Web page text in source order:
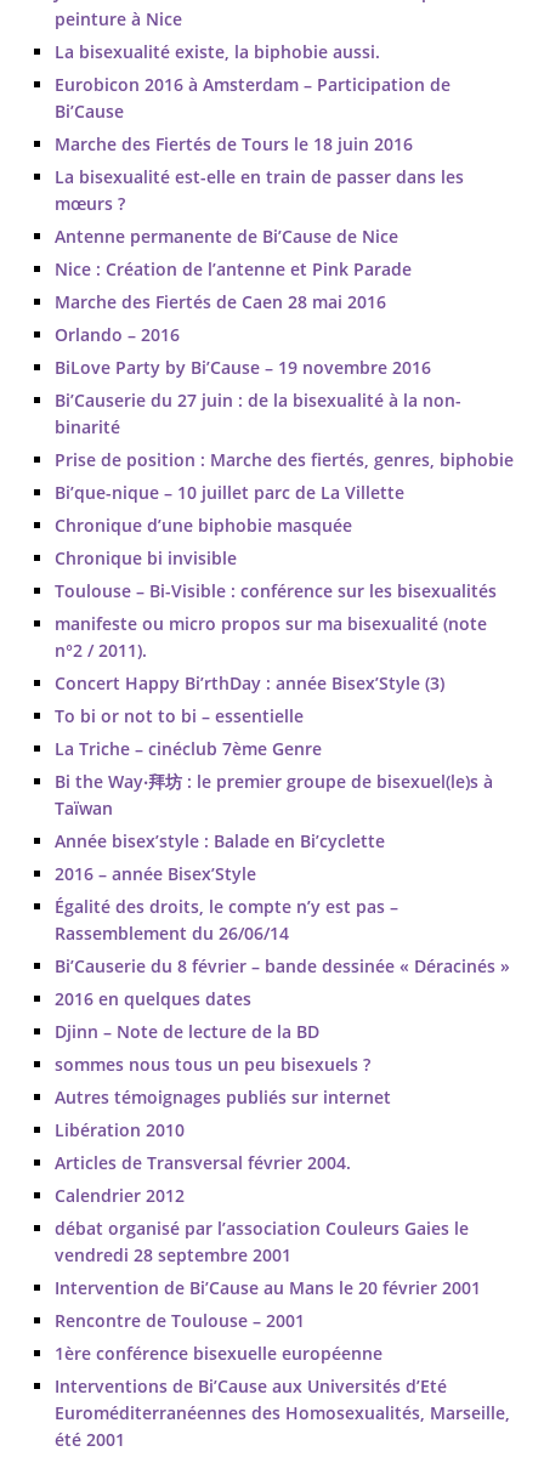
peinture à Nice
La bisexualité existe, la biphobie aussi.
Eurobicon 2016 à Amsterdam – Participation de
Bi’Cause
Marche des Fiertés de Tours le 18 juin 2016
La bisexualité est-elle en train de passer dans les
mœurs ?
Antenne permanente de Bi’Cause de Nice
Nice : Création de l’antenne et Pink Parade
Marche des Fiertés de Caen 28 mai 2016
Orlando – 2016
BiLove Party by Bi’Cause – 19 novembre 2016
Bi’Causerie du 27 juin : de la bisexualité à la non-
binarité
Prise de position : Marche des fiertés, genres, biphobie
Bi’que-nique – 10 juillet parc de La Villette
Chronique d’une biphobie masquée
Chronique bi invisible
Toulouse – Bi-Visible : conférence sur les bisexualités
manifeste ou micro propos sur ma bisexualité (note
n°2 / 2011).
Concert Happy Bi’rthDay : année Bisex’Style (3)
To bi or not to bi – essentielle
La Triche – cinéclub 7ème Genre
Bi the Way‧拜坊 : le premier groupe de bisexuel(le)s à
Taïwan
Année bisex’style : Balade en Bi’cyclette
2016 – année Bisex’Style
Égalité des droits, le compte n’y est pas –
Rassemblement du 26/06/14
Bi’Causerie du 8 février – bande dessinée « Déracinés »
2016 en quelques dates
Djinn – Note de lecture de la BD
sommes nous tous un peu bisexuels ?
Autres témoignages publiés sur internet
Libération 2010
Articles de Transversal février 2004.
Calendrier 2012
débat organisé par l’association Couleurs Gaies le
vendredi 28 septembre 2001
Intervention de Bi’Cause au Mans le 20 février 2001
Rencontre de Toulouse – 2001
1ère conférence bisexuelle européenne
Interventions de Bi’Cause aux Universités d’Eté
Euroméditerranéennes des Homosexualités, Marseille,
été 2001